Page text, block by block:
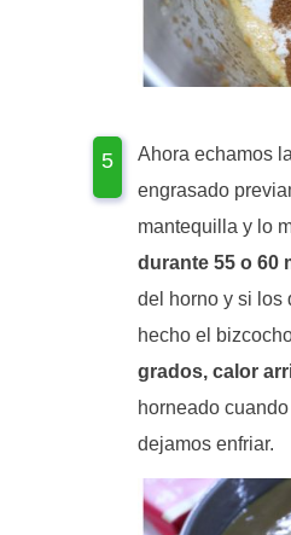
Ahora echamos
engrasado
mantequilla y lo
durante 55 o 60
del horno y si los
hecho el
grados, calor
horneado
dejamos enfriar.